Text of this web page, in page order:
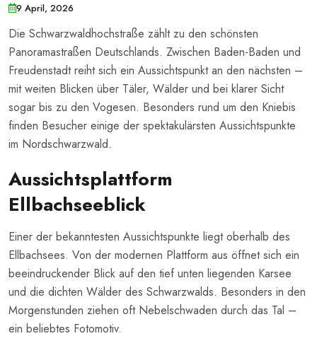
9 April, 2026
Die Schwarzwaldhochstraße zählt zu den schönsten
Panoramastraßen Deutschlands. Zwischen Baden-Baden und
Freudenstadt reiht sich ein Aussichtspunkt an den nächsten –
mit weiten Blicken über Täler, Wälder und bei klarer Sicht
sogar bis zu den Vogesen. Besonders rund um den Kniebis
finden Besucher einige der spektakulärsten Aussichtspunkte
im Nordschwarzwald.
Aussichtsplattform
Ellbachseeblick
Einer der bekanntesten Aussichtspunkte liegt oberhalb des
Ellbachsees. Von der modernen Plattform aus öffnet sich ein
beeindruckender Blick auf den tief unten liegenden Karsee
und die dichten Wälder des Schwarzwalds. Besonders in den
Morgenstunden ziehen oft Nebelschwaden durch das Tal –
ein beliebtes Fotomotiv.